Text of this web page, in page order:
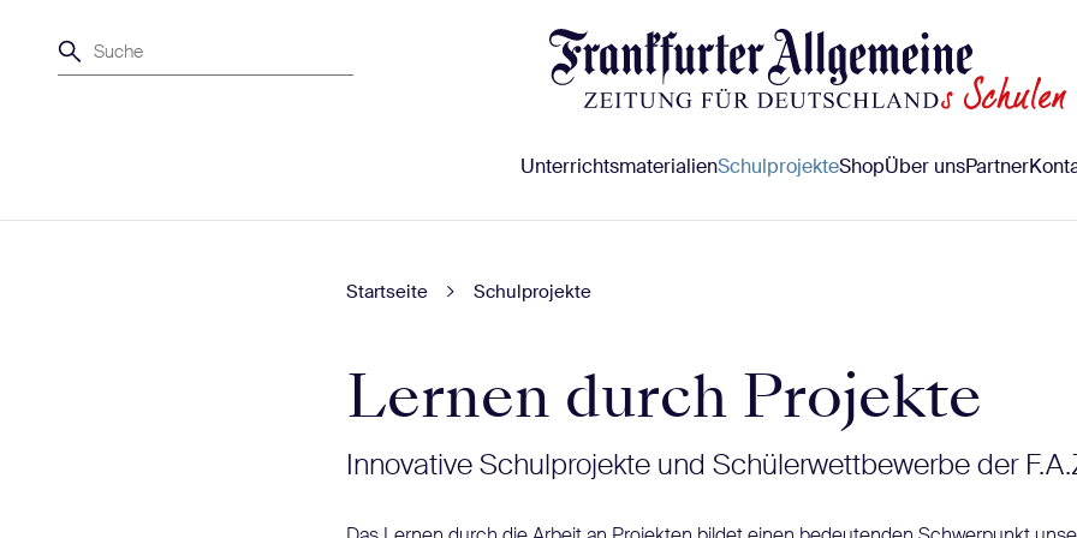
Suche
UnterrichtsmaterialienSchulprojekteShopÜber unsPartner
Startseite Schulprojekte
Lernen durch Projekte
Innovative Schulprojekte und Schülerwettbewerbe der